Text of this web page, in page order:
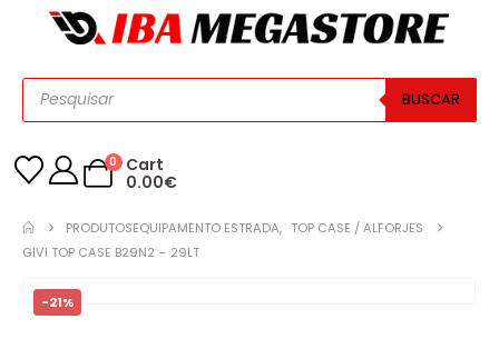
BUSCAR
0
Cart
0.00€
PRODUTOSEQUIPAMENTO ESTRADA, TOP CASE / ALFORJES
GIVI TOP CASE B29N2 – 29LT
-21%